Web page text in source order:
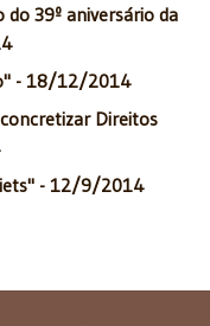
do 39º aniversário da
- 18/12/2014
Direitos
- 12/9/2014